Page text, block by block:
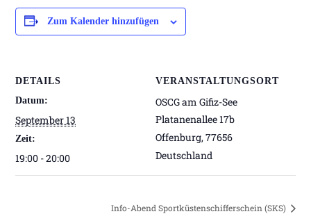
Zum Kalender hinzufügen
DETAILS
Datum:
September 13
Zeit:
19:00 - 20:00
VERANSTALTUNGSORT
OSCG am Gifiz-See
Platanenallee 17b
Offenburg,77656
Deutschland
Info-Abend Sportküstenschifferschein (SKS)